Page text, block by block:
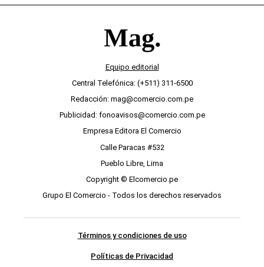
Equipo editorial
Central Telefónica: (+511) 311-6500
Redacción: mag@comercio.com.pe
Publicidad: fonoavisos@comercio.com.pe
Empresa Editora El Comercio
Calle Paracas #532
Pueblo Libre, Lima
Copyright © Elcomercio.pe
Grupo El Comercio - Todos los derechos reservados
Términos y condiciones de uso
Políticas de Privacidad